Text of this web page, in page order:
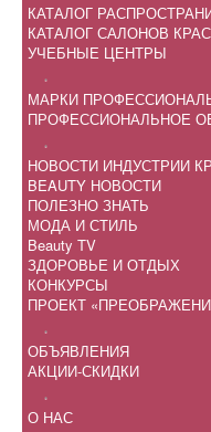
КАТАЛОГ
КАТАЛОГ САЛОНОВ
УЧЕБНЫЕ ЦЕНТРЫ
.
МАРКИ
ПРОФЕССИОНАЛЬНОЕ
.
НОВОСТИ ИНДУСТРИИ
BEAUTY НОВОСТИ
ПОЛЕЗНО ЗНАТЬ
МОДА И СТИЛЬ
Beauty TV
ЗДОРОВЬЕ И ОТДЫХ
КОНКУРСЫ
ПРОЕКТ
.
ОБЪЯВЛЕНИЯ
АКЦИИ-СКИДКИ
.
О НАС